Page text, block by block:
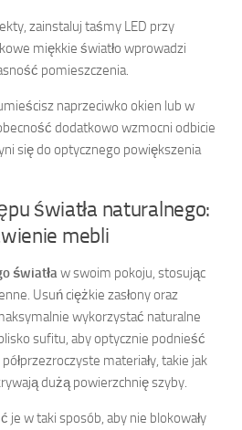
zainstaluj taśmy LED przy
miękkie światło wprowadzi
pomieszczenia.
naprzeciwko okien lub w
dodatkowo wzmocni odbicie
się do optycznego powiększenia
światła naturalnego:
mebli
światław swoim pokoju, stosując
Usuń ciężkie zasłony oraz
wykorzystać naturalne
sufitu, aby optycznie podnieść
materiały, takie jak
dużą powierzchnię szyby.
je w taki sposób, aby nie blokowały